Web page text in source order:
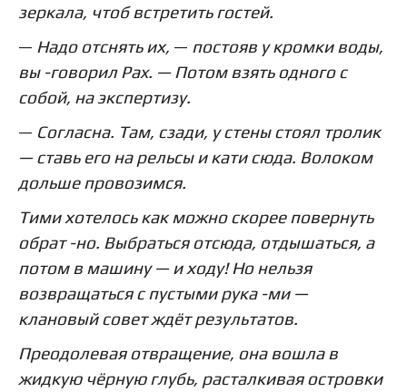
зеркала, чтоб встретить гостей.
— Надо отснять их, — постояв у кромки воды,
вы -говорил Pax. — Потом взять одного с
собой, на экспертизу.
— Согласна. Там, сзади, у стены стоял тролик
— ставь его на рельсы и кати сюда. Волоком
дольше провозимся.
Тими хотелось как можно скорее повернуть
обрат -но. Выбраться отсюда, отдышаться, а
потом в машину — и ходу! Но нельзя
возвращаться с пустыми рука -ми —
клановый совет ждёт результатов.
Преодолевая отвращение, она вошла в
жидкую чёрную глубь, расталкивая островки